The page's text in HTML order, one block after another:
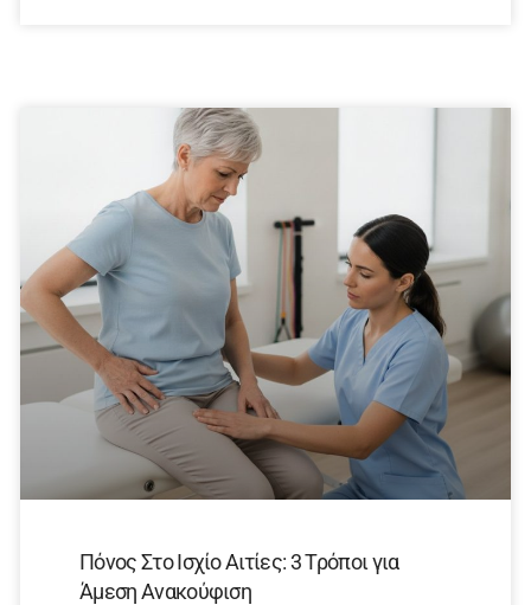
Πόνος Στο Ισχίο Αιτίες: 3 Τρόποι για
Άμεση Ανακούφιση